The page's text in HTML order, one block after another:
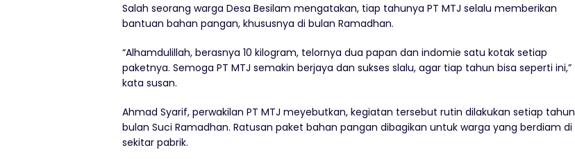
Salah seorang warga Desa Besilam mengatakan, tiap tahunya PT MTJ selalu memberikan
bantuan bahan pangan, khususnya di bulan Ramadhan.
“Alhamdulillah, berasnya 10 kilogram, telornya dua papan dan indomie satu kotak setiap
paketnya. Semoga PT MTJ semakin berjaya dan sukses slalu, agar tiap tahun bisa seperti ini,”
kata susan.
Ahmad Syarif, perwakilan PT MTJ meyebutkan, kegiatan tersebut rutin dilakukan setiap tahun
bulan Suci Ramadhan. Ratusan paket bahan pangan dibagikan untuk warga yang berdiam di
sekitar pabrik.